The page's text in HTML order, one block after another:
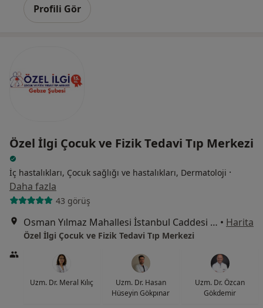
Profili Gör
Özel İlgi Çocuk ve Fizik Tedavi Tıp Merkezi
İç hastalıkları, Çocuk sağlığı ve hastalıkları, Dermatoloji ·
Daha fazla
43 görüş
Osman Yılmaz Mahallesi İstanbul Caddesi No:38, Gebze • Harita
Özel İlgi Çocuk ve Fizik Tedavi Tıp Merkezi
Uzm. Dr. Meral Kılıç
Uzm. Dr. Hasan
Hüseyin Gökpınar
Uzm. Dr. Özcan
Gökdemir